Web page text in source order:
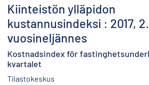
Kiinteistön ylläpidon
kustannusindeksi : 2017, 2.
vuosineljännes
Kostnadsindex för
kvartalet
Tilastokeskus